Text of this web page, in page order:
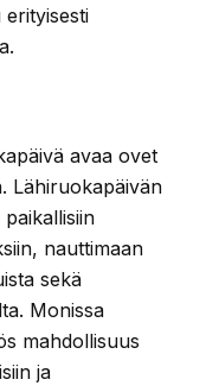
avaa ovet
Lähiruokapäivän
nauttimaan
sekä
Monissa
mahdollisuus
ja